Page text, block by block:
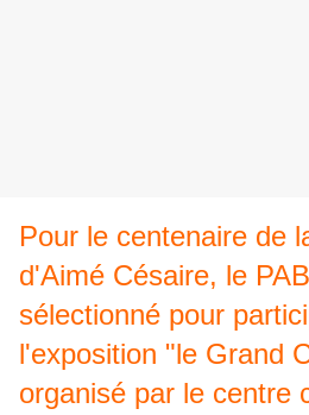
Pour le centenaire de
d'Aimé Césaire, le
sélectionné pour
l'exposition "le Grand
organisé par le centre